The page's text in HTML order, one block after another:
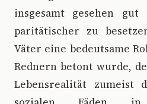
insgesamt gesehen gut
paritätischer zu
Väter eine bedeutsame
Rednern betont wurde,
Lebensrealität zumeist